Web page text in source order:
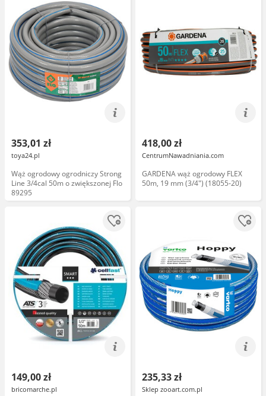
353,01 zł
toya24.pl
Wąż ogrodowy ogrodniczy Strong
Line 3/4cal 50m o zwiększonej Flo
89295
418,00 zł
CentrumNawadniania.com
GARDENA wąż ogrodowy FLEX
50m, 19 mm (3/4") (18055-20)
149,00 zł
bricomarche.pl
235,33 zł
Sklep zooart.com.pl